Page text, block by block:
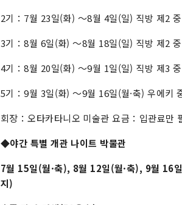
2기：7월 23일(화) ～8월 4일(일) 직방 제2
3기：8월 6일(화) ～8월 18일(일) 직방 제2
4기：8월 20일(화) ～9월 1일(일) 직방 제3
5기：9월 3일(화) ～9월 16일(월·축) 우에키
회장：오타카타니오 미술관 요금：입관료만
◆야간 특별 개관 나이트 박물관
7월 15일(월·축), 8월 12일(월·축), 9월 16
지)